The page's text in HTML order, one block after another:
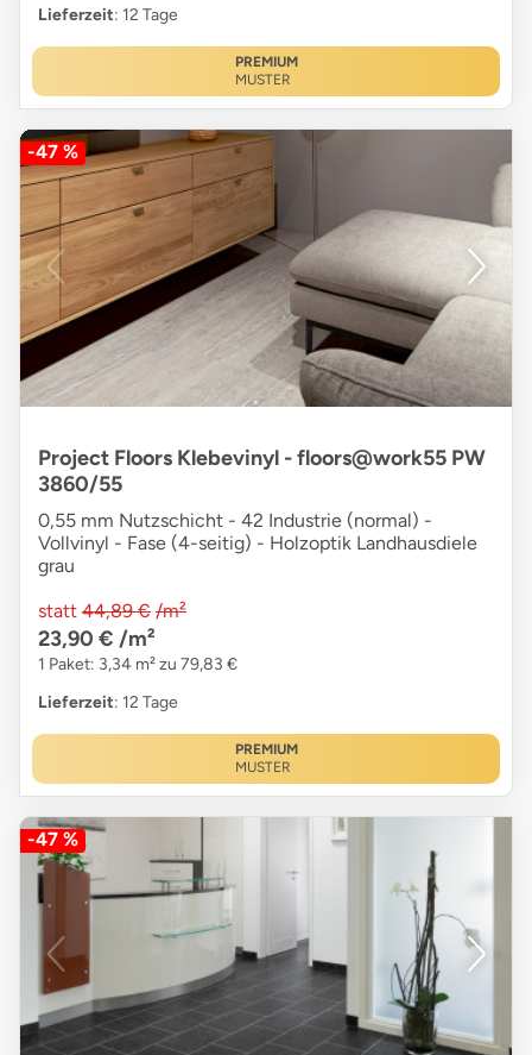
Lieferzeit: 12 Tage
PREMIUM
MUSTER
-47 %
Project Floors Klebevinyl - floors@work55 PW
3860/55
0,55 mm Nutzschicht - 42 Industrie (normal) -
Vollvinyl - Fase (4-seitig) - Holzoptik Landhausdiele
grau
statt 44,89 € /m²
23,90 € /m²
1 Paket: 3,34 m² zu 79,83 €
Lieferzeit: 12 Tage
PREMIUM
MUSTER
-47 %